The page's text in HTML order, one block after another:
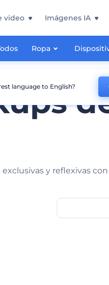
video Imágenes IA
Ropa
exclusivas y reflexivas
language to English?